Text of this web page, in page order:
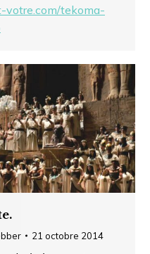
tekoma-
21 octobre 2014